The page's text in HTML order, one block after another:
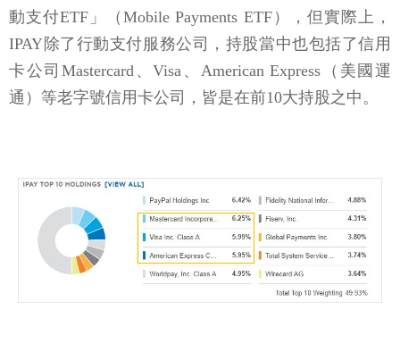
動支付ETF」（Mobile Payments ETF），但實際上，
IPAY除了行動支付服務公司，持股當中也包括了信用
卡公司Mastercard、Visa、American Express（美國運
通）等老字號信用卡公司，皆是在前10大持股之中。